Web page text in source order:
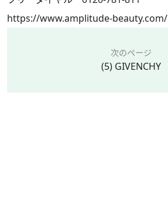
https://www.amplitude-beauty.com/
次のページ
(5) GIVENCHY